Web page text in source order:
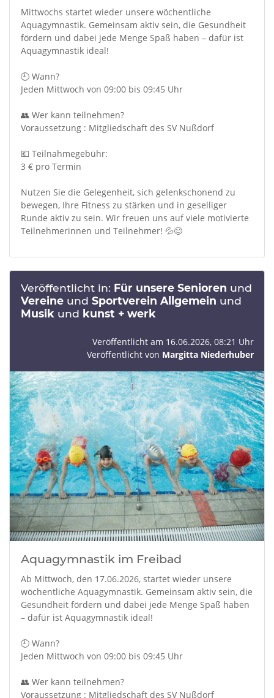
Mittwochs startet wieder unsere wöchentliche
Aquagymnastik. Gemeinsam aktiv sein, die Gesundheit
fördern und dabei jede Menge Spaß haben – dafür ist
Aquagymnastik ideal!
🕘 Wann?
Jeden Mittwoch von 09:00 bis 09:45 Uhr
👥 Wer kann teilnehmen?
Voraussetzung : Mitgliedschaft des SV Nußdorf
💶 Teilnahmegebühr:
3 € pro Termin
Nutzen Sie die Gelegenheit, sich gelenkschonend zu
bewegen, Ihre Fitness zu stärken und in geselliger
Runde aktiv zu sein. Wir freuen uns auf viele motivierte
Teilnehmerinnen und Teilnehmer! 💦😊
Veröffentlicht in: Für unsere Senioren und
Vereine und Sportverein Allgemein und
Musik und kunst + werk
Veröffentlicht am 16.06.2026, 08:21 Uhr
Veröffentlicht von Margitta Niederhuber
Aquagymnastik im Freibad
Ab Mittwoch, den 17.06.2026, startet wieder unsere
wöchentliche Aquagymnastik. Gemeinsam aktiv sein, die
Gesundheit fördern und dabei jede Menge Spaß haben
– dafür ist Aquagymnastik ideal!
🕘 Wann?
Jeden Mittwoch von 09:00 bis 09:45 Uhr
👥 Wer kann teilnehmen?
Voraussetzung : Mitgliedschaft des SV Nußdorf